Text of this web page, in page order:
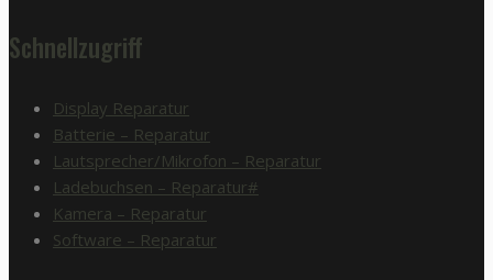
Schnellzugriff
Display Reparatur
Batterie – Reparatur
Lautsprecher/Mikrofon – Reparatur
Ladebuchsen – Reparatur#
Kamera – Reparatur
Software – Reparatur